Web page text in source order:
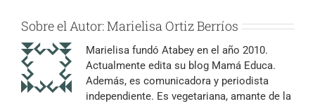
Sobre el Autor:Marielisa Ortiz Berríos
Marielisa fundó Atabey en el año 2010.
Actualmente edita su blog Mamá Educa.
Además, es comunicadora y periodista
independiente. Es vegetariana, amante de la